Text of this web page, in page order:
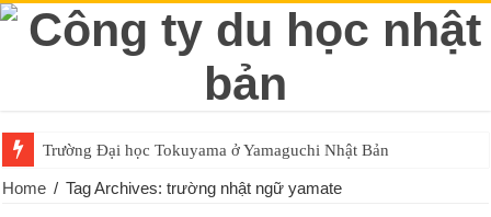
Trường Đại học Tokuyama ở Yamaguchi Nhật Bản
Home / Tag Archives: trường nhật ngữ yamate